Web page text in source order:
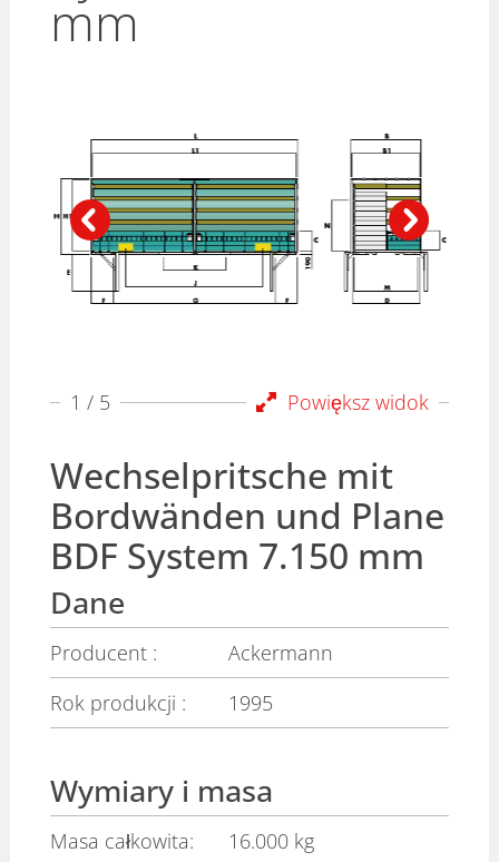
mm
Powiększ widok
1 / 5
Wechselpritsche mit
Bordwänden und Plane
BDF System 7.150 mm
Dane
Producent :
Ackermann
Rok produkcji :
1995
Wymiary i masa
Masa całkowita:
16.000 kg